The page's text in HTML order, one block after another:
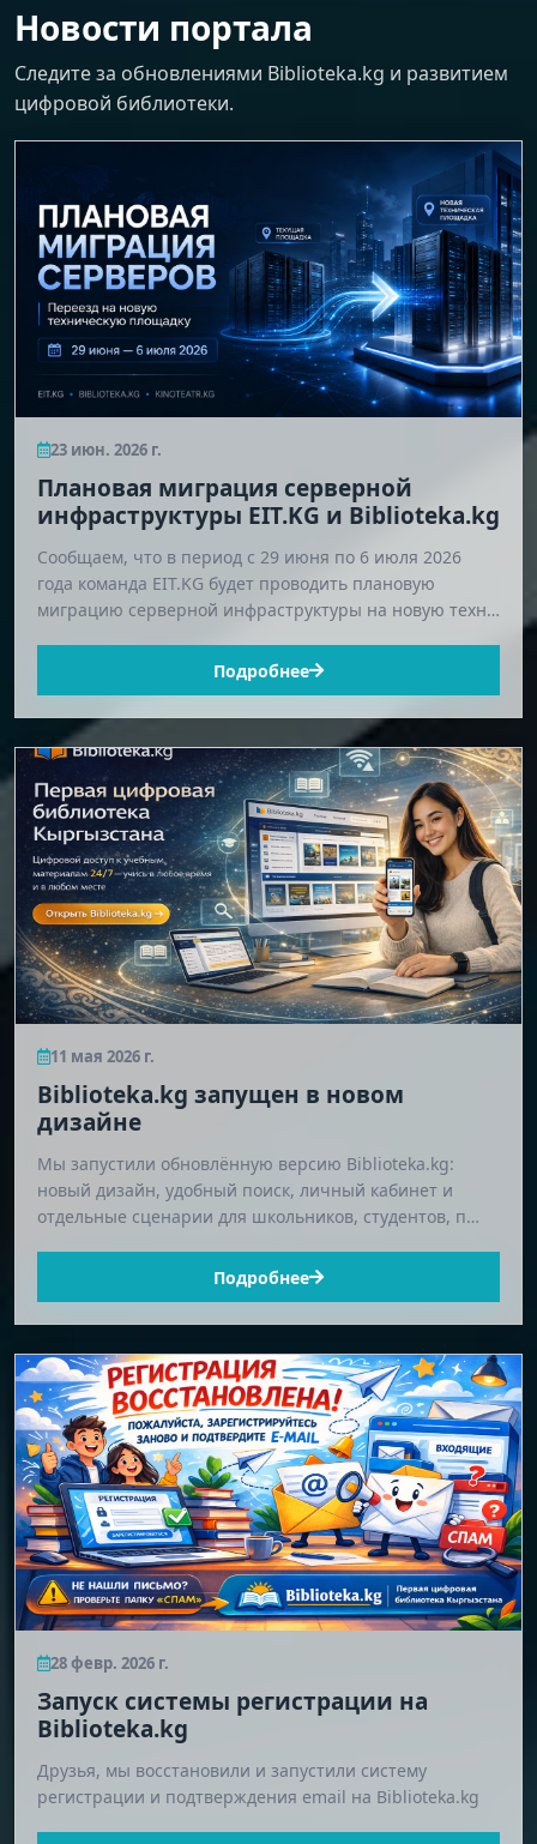
Новости портала
Следите за обновлениями Biblioteka.kg и развитием
цифровой библиотеки.
23 июн. 2026 г.
Плановая миграция серверной
инфраструктуры EIT.KG и Biblioteka.kg
Сообщаем, что в период с 29 июня по 6 июля 2026
года команда EIT.KG будет проводить плановую
миграцию серверной инфраструктуры на новую техн…
Подробнее
11 мая 2026 г.
Biblioteka.kg запущен в новом
дизайне
Мы запустили обновлённую версию Biblioteka.kg:
новый дизайн, удобный поиск, личный кабинет и
отдельные сценарии для школьников, студентов, п…
Подробнее
28 февр. 2026 г.
Запуск системы регистрации на
Biblioteka.kg
Друзья, мы восстановили и запустили систему
регистрации и подтверждения email на Biblioteka.kg